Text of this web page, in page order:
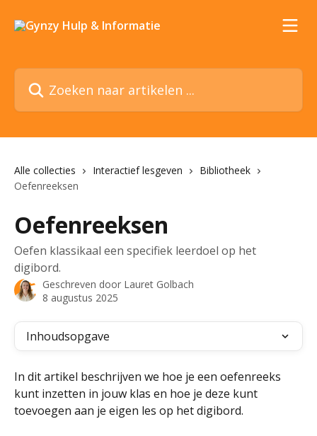
Zoeken naar artikelen ...
Alle collecties Interactief lesgeven
Bibliotheek
Oefenreeksen
Oefenreeksen
Oefen klassikaal een specifiek leerdoel op het
digibord.
Geschreven door Lauret Golbach
8 augustus 2025
Inhoudsopgave
In dit artikel beschrijven we hoe je een oefenreeks
kunt inzetten in jouw klas en hoe je deze kunt
toevoegen aan je eigen les op het digibord.